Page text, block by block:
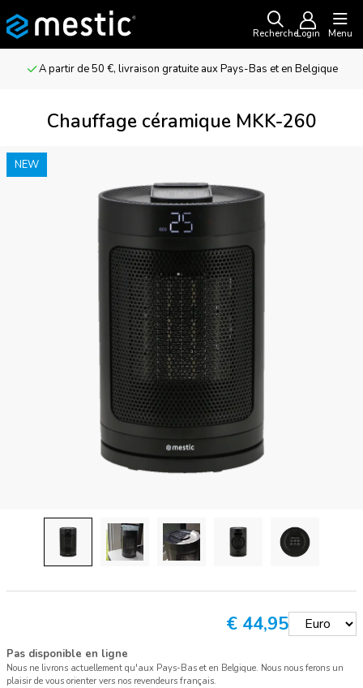
RechercheLogin Menu
A partir de 50 €, livraison gratuite aux Pays-Bas et en Belgique
Chauffage céramique MKK-260
NEW
€ 44,95
Pas disponible en ligne
Nous ne livrons actuellement qu'aux Pays-Bas et en Belgique. Nous nous ferons un
plaisir de vous orienter vers nos revendeurs français.